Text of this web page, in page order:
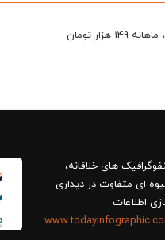
تومان
های خلاقانه،
اطلاعات